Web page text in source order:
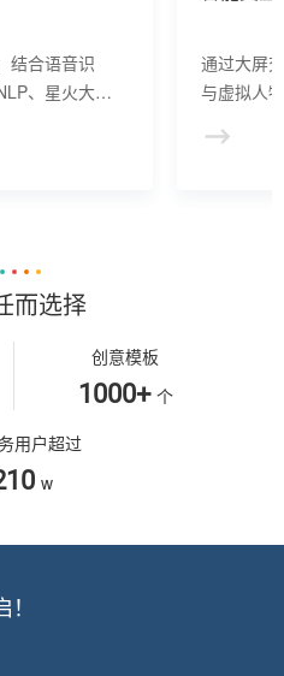
结合语音识
、星火大模
场景虚拟人产
通过大屏
与虚拟人
景，可广
而选择
创意模板
1000+ 个
用户超过
w